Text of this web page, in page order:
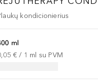
kondicionierius
ml
€ / 1 ml su PVM